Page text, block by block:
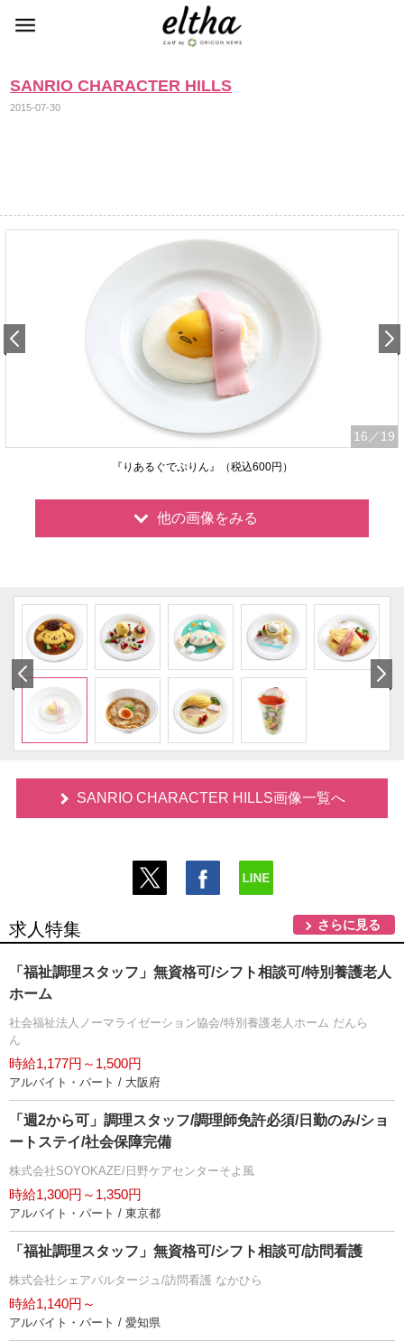
SANRIO CHARACTER HILLS
2015-07-30
16 ／19
『りあるぐでぷりん』（税込600円）
他の画像をみる
SANRIO CHARACTER HILLS画像一覧へ
求人特集 さらに見る
「福祉調理スタッフ」無資格可/シフト相談可/特別養護老人
ホーム
社会福祉法人ノーマライゼーション協会/特別養護老人ホーム だんら
ん
時給1,177円～1,500円
アルバイト・パート / 大阪府
「週2から可」調理スタッフ/調理師免許必須/日勤のみ/ショ
ートステイ/社会保障完備
株式会社SOYOKAZE/日野ケアセンターそよ風
時給1,300円～1,350円
アルバイト・パート / 東京都
「福祉調理スタッフ」無資格可/シフト相談可/訪問看護
株式会社シェアパルタージュ/訪問看護 なかひら
時給1,140円～
アルバイト・パート / 愛知県